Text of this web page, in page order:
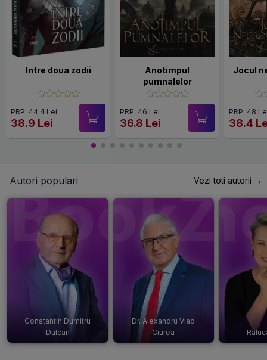
Intre doua zodii
PRP: 44.4 Lei
38.9 Lei
Anotimpul
pumnalelor
PRP: 46 Lei
36.8 Lei
Jocul
PRP: 48
38.4
Autori populari Vezi toti autorii →
Constantin Dumitru
Dulcan
Dr. Alexandru Vlad
Ciurea